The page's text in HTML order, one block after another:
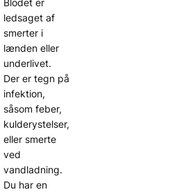
Blodet er
ledsaget af
smerter i
lænden eller
underlivet.
Der er tegn på
infektion,
såsom feber,
kulderystelser,
eller smerte
ved
vandladning.
Du har en